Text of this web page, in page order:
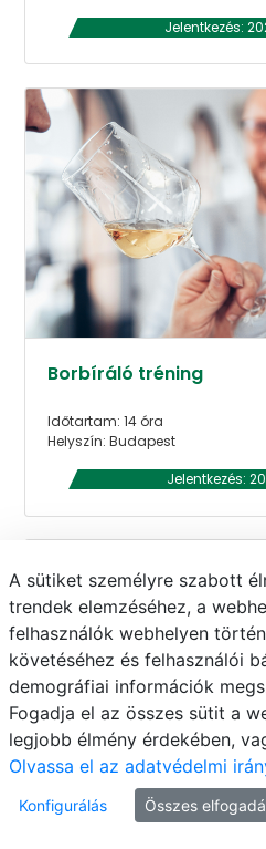
Jelentkezés:
Borbíráló tréning
Időtartam: 14 óra
Helyszín: Budapest
Jelentkezés:
Agrárdigitalizáció 2025
A sütiket személyre szabott
trendek elemzéséhez, a
felhasználók webhelyen
követéséhez és felhasználói
demográfiai információk
Fogadja el az összes sütit a
legjobb élmény érdekében,
Olvassa el az adatvédelmi
Konfigurálás Összes